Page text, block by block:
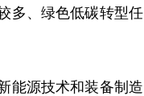
多、绿色低碳转型任
能源技术和装备制造